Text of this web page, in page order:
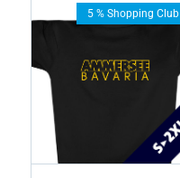
5 % Shopping Club